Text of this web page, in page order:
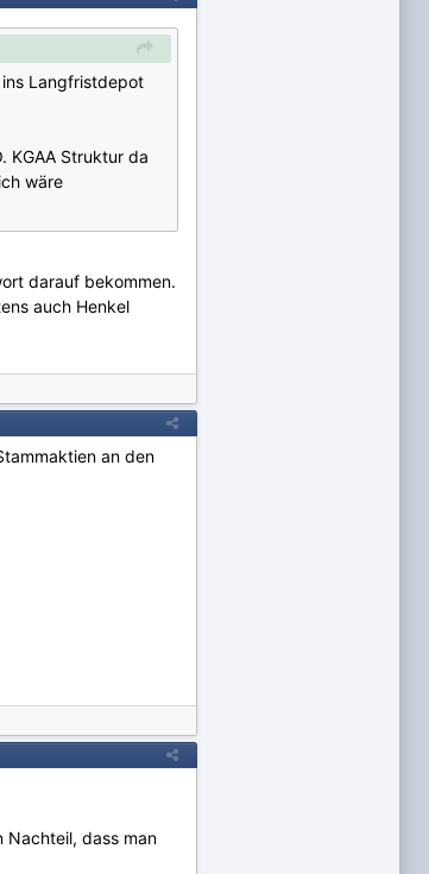
Langfristdepot
KGAA Struktur da
wäre
darauf bekommen.
auch Henkel
an den
Nachteil, dass man